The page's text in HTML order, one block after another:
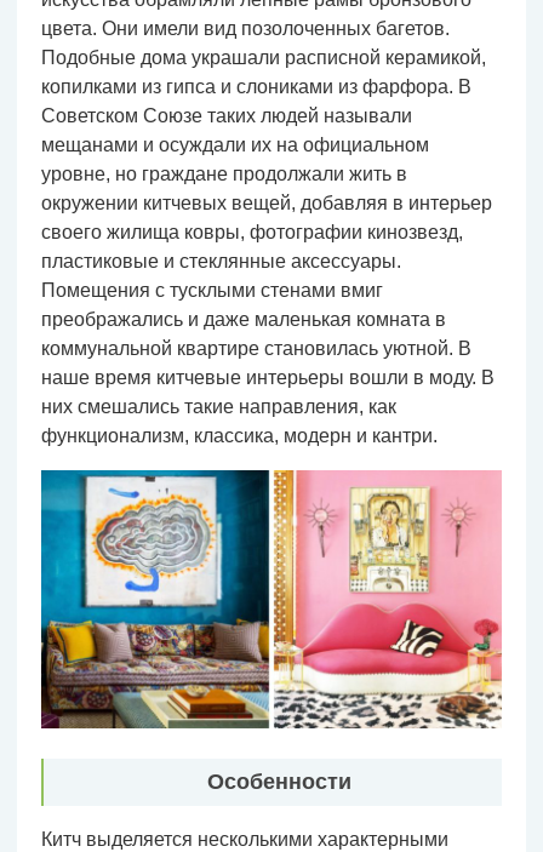
цвета. Они имели вид позолоченных багетов.
Подобные дома украшали расписной керамикой,
копилками из гипса и слониками из фарфора. В
Советском Союзе таких людей называли
мещанами и осуждали их на официальном
уровне, но граждане продолжали жить в
окружении китчевых вещей, добавляя в интерьер
своего жилища ковры, фотографии кинозвезд,
пластиковые и стеклянные аксессуары.
Помещения с тусклыми стенами вмиг
преображались и даже маленькая комната в
коммунальной квартире становилась уютной. В
наше время китчевые интерьеры вошли в моду. В
них смешались такие направления, как
функционализм, классика, модерн и кантри.
Особенности
Китч выделяется несколькими характерными